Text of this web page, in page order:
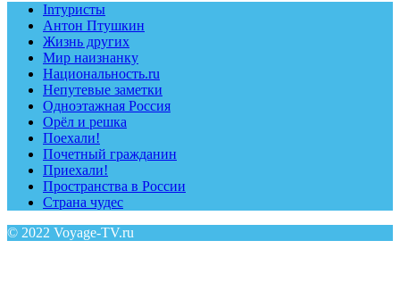
Inтуристы
Антон Птушкин
Жизнь других
Мир наизнанку
Национальность.ru
Непутевые заметки
Одноэтажная Россия
Орёл и решка
Поехали!
Почетный гражданин
Приехали!
Пространства в России
Страна чудес
© 2022 Voyage-TV.ru